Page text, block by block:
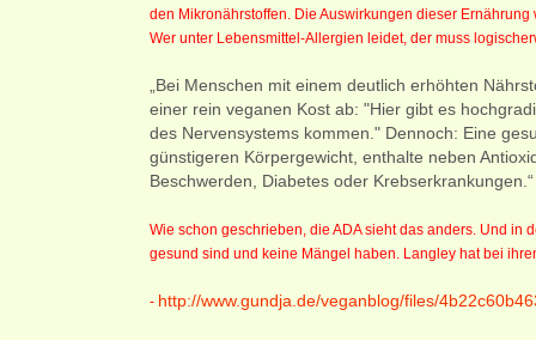
den Mikronährstoffen. Die Auswirkungen dieser
Wer unter Lebensmittel-Allergien leidet, der muss
„Bei Menschen mit einem deutlich erhöhten
einer rein veganen Kost ab: "Hier gibt es
des Nervensystems kommen." Dennoch: Eine
günstigeren Körpergewicht, enthalte neben
Beschwerden, Diabetes oder Krebserkrankungen.“
Wie schon geschrieben, die ADA sieht das anders. Und
gesund sind und keine Mängel haben. Langley hat bei
- http://www.gundja.de/veganblog/files/